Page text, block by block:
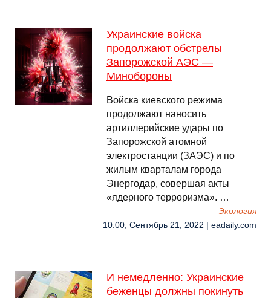
Украинские войска
продолжают обстрелы
Запорожской АЭС —
Минобороны
Войска киевского режима
продолжают наносить
артиллерийские удары по
Запорожской атомной
электростанции (ЗАЭС) и по
жилым кварталам города
Энергодар, совершая акты
«ядерного терроризма». …
Экология
10:00, Сентябрь 21, 2022 | eadaily.com
И немедленно: Украинские
беженцы должны покинуть